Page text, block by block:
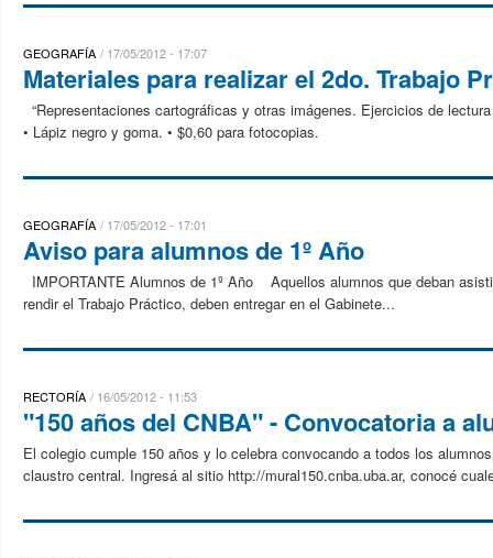
GEOGRAFÍA 17/05/2012 - 17:07
Materiales para realizar el 2do. Trabajo
“Representaciones cartográficas y otras imágenes. Ejercicios de
• Lápiz negro y goma. • $0,60 para fotocopias.
GEOGRAFÍA 17/05/2012 - 17:01
Aviso para alumnos de 1º Año
IMPORTANTE Alumnos de 1º Año Aquellos alumnos que deban
rendir el Trabajo Práctico, deben entregar en el Gabinete...
RECTORÍA 16/05/2012 - 11:53
"150 años del CNBA" - Convocatoria a
El colegio cumple 150 años y lo celebra convocando a todos los
claustro central. Ingresá al sitio http://mural150.cnba.uba.ar, conocé